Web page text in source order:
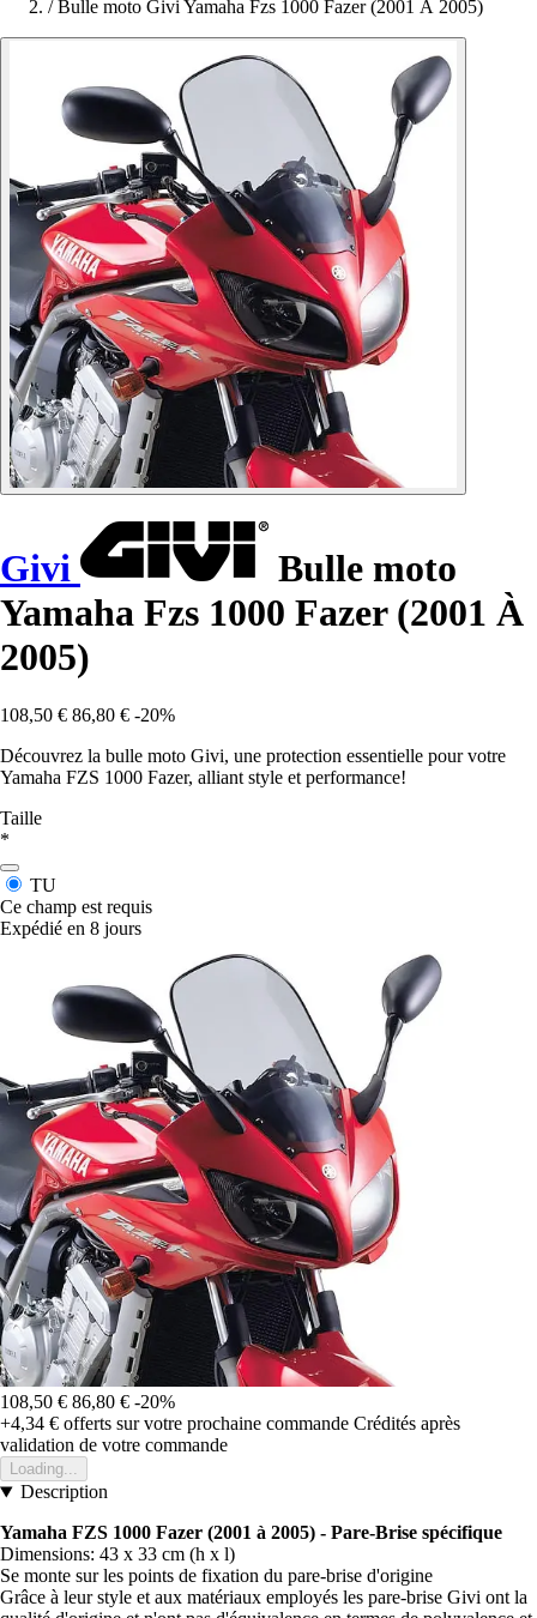
/ Bulle moto Givi Yamaha Fzs 1000 Fazer (2001 À 2005)
Givi
Bulle moto
Yamaha Fzs 1000 Fazer (2001 À
2005)
108,50 € 86,80 € -20%
Découvrez la bulle moto Givi, une protection essentielle pour votre
Yamaha FZS 1000 Fazer, alliant style et performance!
Taille
*
TU
Ce champ est requis
Expédié en 8 jours
108,50 € 86,80 € -20%
+4,34 € offerts sur votre prochaine commande Crédités après
validation de votre commande
Loading...
Description
Yamaha FZS 1000 Fazer (2001 à 2005) - Pare-Brise spécifique
Dimensions: 43 x 33 cm (h x l)
Se monte sur les points de fixation du pare-brise d'origine
Grâce à leur style et aux matériaux employés les pare-brise Givi ont la